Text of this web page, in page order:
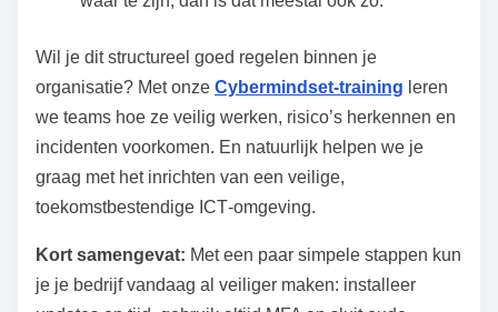
Wil je dit structureel goed regelen binnen je
organisatie? Met onze Cybermindset‑training leren
we teams hoe ze veilig werken, risico’s herkennen en
incidenten voorkomen. En natuurlijk helpen we je
graag met het inrichten van een veilige,
toekomstbestendige ICT‑omgeving.
Kort samengevat: Met een paar simpele stappen kun
je je bedrijf vandaag al veiliger maken: installeer